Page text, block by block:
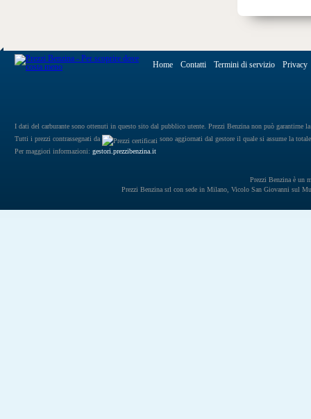
Home Contatti Termini di servizio Privacy
I dati del carburante sono ottenuti in questo sito dal pubblico utente. Prezzi Benzina non può garantirne
Tutti i prezzi contrassegnati da
sono aggiornati dal gestore il quale si assume la
Per maggiori informazioni: gestori.prezzibenzina.it
Prezzi Benzina è un
Prezzi Benzina srl con sede in Milano, Vicolo San Giovanni sul